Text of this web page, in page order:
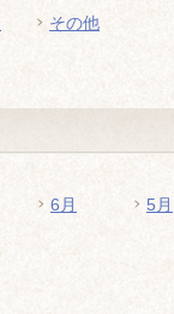
その他
6月 5月